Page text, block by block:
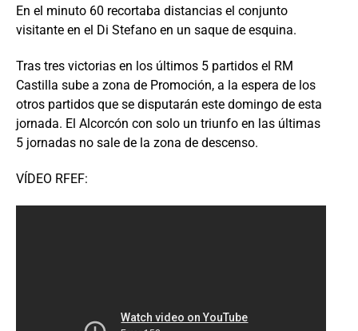
En el minuto 60 recortaba distancias el conjunto
visitante en el Di Stefano en un saque de esquina.
Tras tres victorias en los últimos 5 partidos el RM
Castilla sube a zona de Promoción, a la espera de los
otros partidos que se disputarán este domingo de esta
jornada. El Alcorcón con solo un triunfo en las últimas
5 jornadas no sale de la zona de descenso.
VÍDEO RFEF: